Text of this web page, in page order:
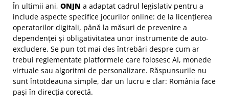
În ultimii ani, ONJN a adaptat cadrul legislativ pentru a
include aspecte specifice jocurilor online: de la licențierea
operatorilor digitali, până la măsuri de prevenire a
dependenței și obligativitatea unor instrumente de auto-
excludere. Se pun tot mai des întrebări despre cum ar
trebui reglementate platformele care folosesc AI, monede
virtuale sau algoritmi de personalizare. Răspunsurile nu
sunt întotdeauna simple, dar un lucru e clar: România face
pași în direcția corectă.